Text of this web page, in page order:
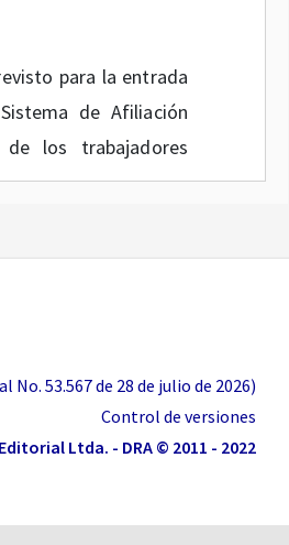
para la entrada
de Afiliación
los trabajadores
cual quedará así:
afiliación al SAT.Las
53.567 de 28 de julio de 2026)
Control de versiones
Ltda. - DRA © 2011 - 2022